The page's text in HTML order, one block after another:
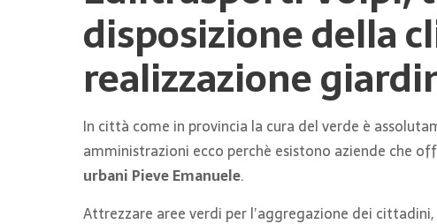
disposizione della
realizzazione
In città come in provincia la cura del verde è
amministrazioni ecco perchè esistono aziende che
urbani Pieve Emanuele.
Attrezzare aree verdi per l’aggregazione dei